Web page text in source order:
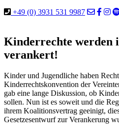
+49 (0) 3931 531 9987
Kinderrechte werden
verankert!
Kinder und Jugendliche haben
Kinderrechtskonvention der
gab eine lange Diskussion, ob
sollen. Nun ist es soweit und die
ihrem Koalitionsvertrag geeinigt,
Gesetzesentwurf zur Verankerung